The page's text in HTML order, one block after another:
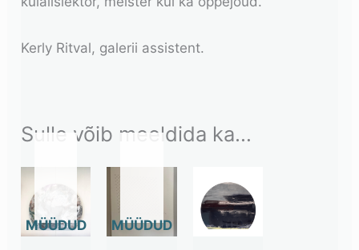
Kerly Ritval, galerii assistent.
Sulle võib meeldida ka…
STOCK